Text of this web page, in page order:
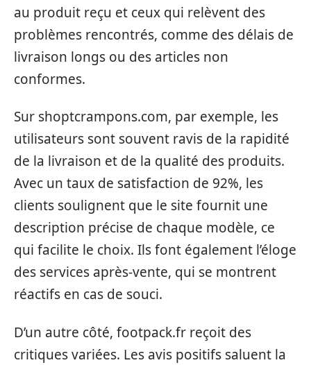
au produit reçu et ceux qui relèvent des
problèmes rencontrés, comme des délais de
livraison longs ou des articles non
conformes.
Sur shoptcrampons.com, par exemple, les
utilisateurs sont souvent ravis de la rapidité
de la livraison et de la qualité des produits.
Avec un taux de satisfaction de 92%, les
clients soulignent que le site fournit une
description précise de chaque modèle, ce
qui facilite le choix. Ils font également l’éloge
des services après-vente, qui se montrent
réactifs en cas de souci.
D’un autre côté, footpack.fr reçoit des
critiques variées. Les avis positifs saluent la